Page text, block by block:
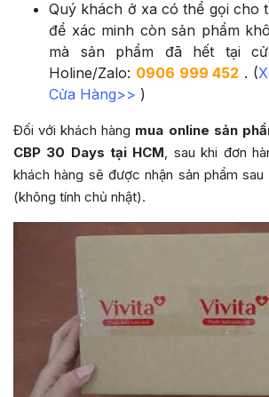
Quý khách ở xa có thể gọi cho
để xác minh còn sản phẩm
mà sản phẩm đã hết tại
Holine/Zalo: 0906 999 452 . (
Cửa Hàng>> )
Đối với khách hàng mua online sản
CBP 30 Days tại HCM, sau khi đơn
khách hàng sẽ được nhận sản phẩm sau
(không tính chủ nhật).